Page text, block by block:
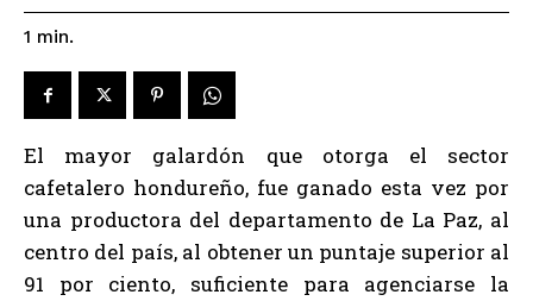
1 min.
El mayor galardón que otorga el sector
cafetalero hondureño, fue ganado esta vez por
una productora del departamento de La Paz, al
centro del país, al obtener un puntaje superior al
91 por ciento, suficiente para agenciarse la